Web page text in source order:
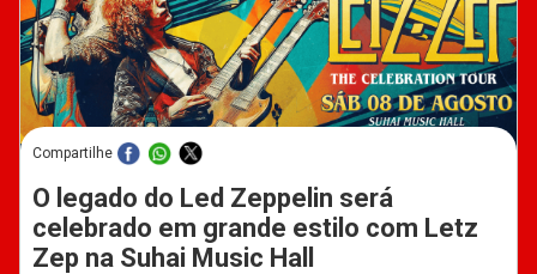
Compartilhe
O legado do Led Zeppelin será
celebrado em grande estilo com Letz
Zep na Suhai Music Hall